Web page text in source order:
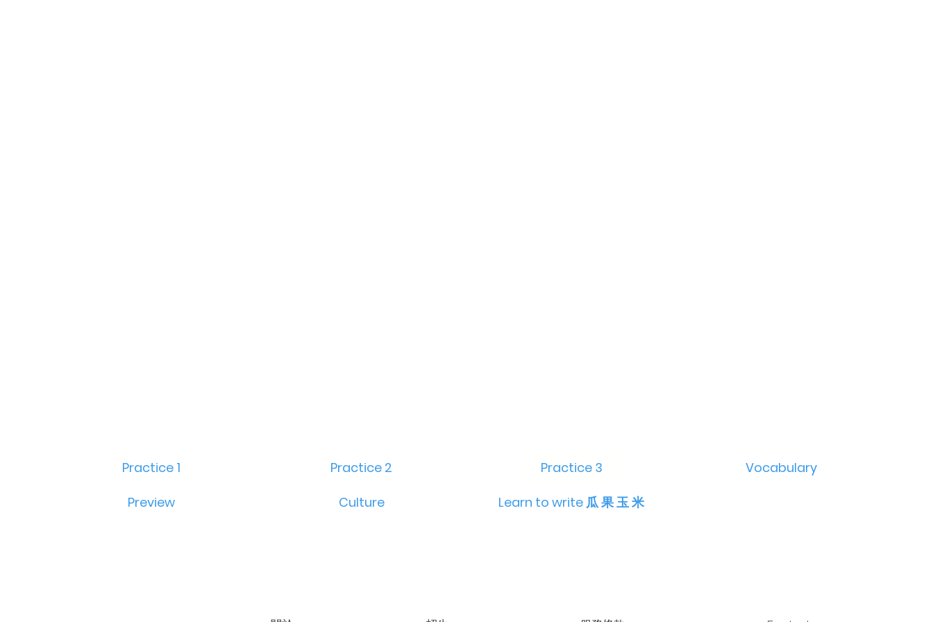
Practice 1 Practice 2 Practice 3
Vocabulary
Preview
Culture Learn to write 瓜 果 玉 米